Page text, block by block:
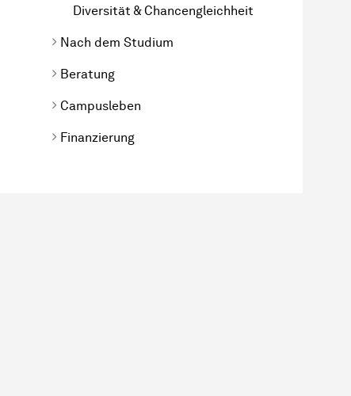
Diversität & Chancengleichheit
Nach dem Studium
Beratung
Campusleben
Finanzierung